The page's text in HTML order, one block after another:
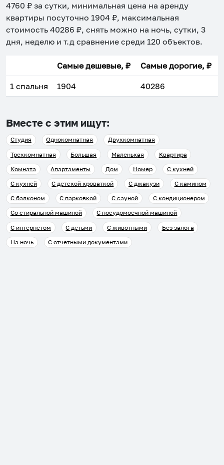
4760 ₽ за сутки, минимальная цена на аренду
квартиры посуточно 1904 ₽, максимальная
стоимость 40286 ₽, снять можно на ночь, сутки, 3
дня, неделю и т.д сравнение среди 120 объектов.
Самые дешевые, ₽ Самые дорогие, ₽
1 спальня 1904 40286
Вместе с этим ищут:
Студия Однокомнатная
Двухкомнатная
Трехкомнатная
Большая Маленькая
Квартира
Комната
Апартаменты Дом Номер
С кухней
С кухней
С детской кроваткой С джакузи
С камином
С балконом
С парковкой С сауной
С кондиционером
Со стиральной машиной
С посудомоечной машиной
С интернетом
С детьми С животными
Без залога
На ночь
С отчетными документами